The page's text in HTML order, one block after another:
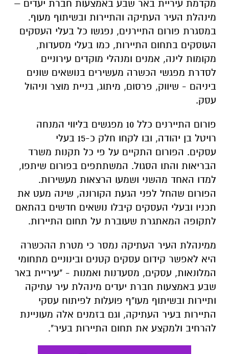
מקדמת עיריית באר שבע באמצעות חברת יעדים –
מינהלת העיר העתיקה והתיירות ובשיתוף מעוף.
במסגרת פורום התיירנים, נפגשו כל בעלי העסקים
העוסקים בתחום התיירות, כמו בעלי מסעדות,
מקומות לינה, אמנים ומנהלי מוקדים עירוניים
לסדרת מפגשי הכשרה מעשירים בנושאים שונים
ביניהם - שיווק, פרסום, מיתוג, בניית מוצר וניהול
עסק.
פורום התיירנים כלל 10 מפגשים בליווי המנחה
רויטל בן יהודה, ובו לקחו חלק כ-15 בעלי
עסקים. הפורום התקיים על פי כל תקנות משרד
הבריאות והתו הסגול. המשתתפים בפורום שיתפו,
למדו האחד מהשני ושמעו הרצאות מעשירות.
הפורום שהחל לפני הגעת הקורונה, שינה מעט את
תכניו ובעלי העסקים קיבלו נושאים חדשים בהתאם
לתקופה המאתגרת שעוברת על תחום התיירות.
ממינהלת העיר העתיקה נמסר כי מטרת ההכשרה
היא לאפשר קידום עסקים קטנים ובינוניים מתחומי
המלונאות, עסקים, מסעדנות ואמנות - "עיריית באר
שבע באמצעות חברת יעדים מינהלת עיר עתיקה
ותיירות ובשיתוף מעו"ף פועלות לפיתוח עסקי
התיירות בעיר העתיקה, וגם בזמנים אלה מעוניינת
להרחיב ולמקצע את תחום התיירות בעיר".